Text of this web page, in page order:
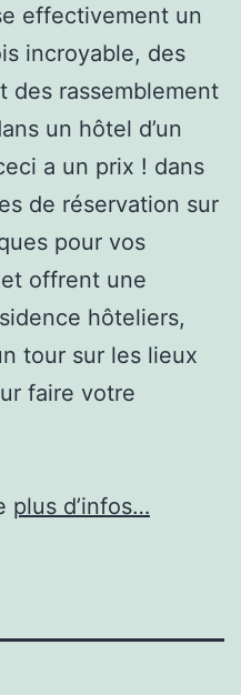
effectivement un
incroyable, des
des rassemblement
un hôtel d’un
a un prix ! dans
de réservation sur
pour vos
offrent une
hôteliers,
tour sur les lieux
faire votre
plus d’infos…